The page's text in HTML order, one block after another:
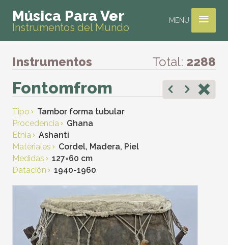
≡
MENU
Música Para Ver
Instrumentos del Mundo
Instrumentos Total: 2288
Fontomfrom
Tipo
Tambor forma tubular
Procedencia
Ghana
Etnia
Ashanti
Materiales
Cordel, Madera, Piel
Medidas
127×60 cm
Datación
1940-1960